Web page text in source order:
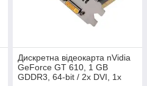
Дискретна відеокарта nVidia
GeForce GT 610, 1 GB
GDDR3, 64-bit / 2x DVI, 1x